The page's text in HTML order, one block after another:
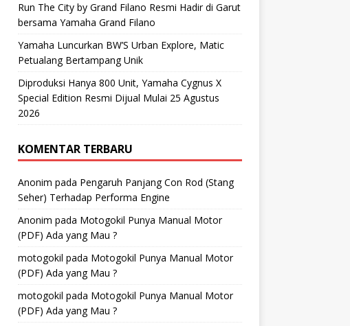
Run The City by Grand Filano Resmi Hadir di Garut
bersama Yamaha Grand Filano
Yamaha Luncurkan BW’S Urban Explore, Matic
Petualang Bertampang Unik
Diproduksi Hanya 800 Unit, Yamaha Cygnus X
Special Edition Resmi Dijual Mulai 25 Agustus
2026
KOMENTAR TERBARU
Anonim pada Pengaruh Panjang Con Rod (Stang
Seher) Terhadap Performa Engine
Anonim pada Motogokil Punya Manual Motor
(PDF) Ada yang Mau ?
motogokil pada Motogokil Punya Manual Motor
(PDF) Ada yang Mau ?
motogokil pada Motogokil Punya Manual Motor
(PDF) Ada yang Mau ?